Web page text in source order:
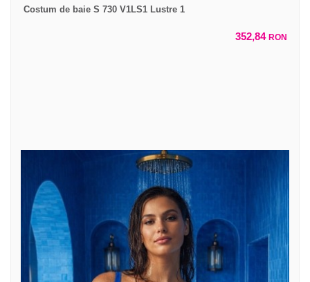
Costum de baie S 730 V1LS1 Lustre 1
352,84 RON